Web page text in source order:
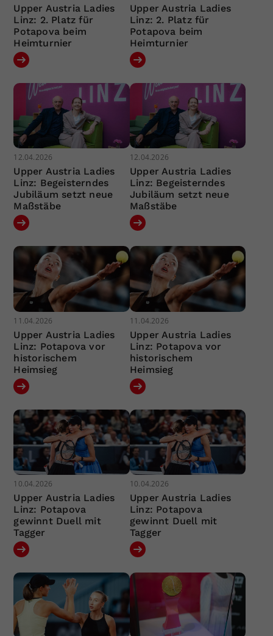
Upper Austria Ladies
Linz: 2. Platz für
Potapova beim
Heimturnier
Upper Austria Ladies
Linz: 2. Platz für
Potapova beim
Heimturnier
12.04.2026
Upper Austria Ladies
Linz: Begeisterndes
Jubiläum setzt neue
Maßstäbe
12.04.2026
Upper Austria Ladies
Linz: Begeisterndes
Jubiläum setzt neue
Maßstäbe
11.04.2026
Upper Austria Ladies
Linz: Potapova vor
historischem
Heimsieg
11.04.2026
Upper Austria Ladies
Linz: Potapova vor
historischem
Heimsieg
10.04.2026
Upper Austria Ladies
Linz: Potapova
gewinnt Duell mit
Tagger
10.04.2026
Upper Austria Ladies
Linz: Potapova
gewinnt Duell mit
Tagger